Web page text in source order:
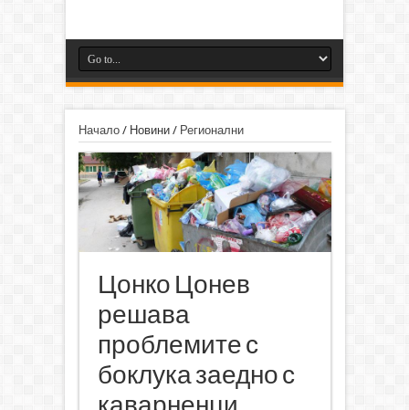
Начало/ Новини/ Регионални
Цонко Цонев
решава
проблемите с
боклука заедно с